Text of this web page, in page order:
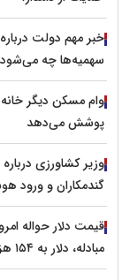
خبر مهم دولت درباره
سهمیه‌ها چه
وام مسکن دیگر
پوشش می‌دهد
وزیر کشاورزی
گندمکاران و ورود
مبادله، دلار به ۱۵۴ هزار و ۶۴۹ تومان رسید